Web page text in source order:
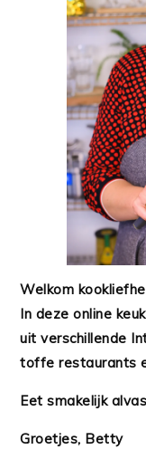
Welkom
In deze online
uit verschillende
toffe restaurants
Eet smakelijk
Groetjes, Betty